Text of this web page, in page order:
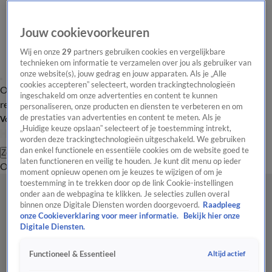
Overzicht Laatste nieuws Regionieuws Het beste van Hart
Tip de
redactie
Volg Hart van Nederland
Zoeken
OverzichtRegioUitzendingenWeerTip de redactiePanelVideo's
Jouw cookievoorkeuren
Wij en onze29 partners gebruiken cookies en vergelijkbare
technieken om informatie te verzamelen over jou als gebruiker van
onze website(s), jouw gedrag en jouw apparaten. Als je „Alle
cookies accepteren” selecteert, worden trackingtechnologieën
ingeschakeld om onze advertenties en content te kunnen
personaliseren, onze producten en diensten te verbeteren en om
de prestaties van advertenties en content te meten. Als je
„Huidige keuze opslaan” selecteert of je toestemming intrekt,
worden deze trackingtechnologieën uitgeschakeld. We gebruiken
dan enkel functionele en essentiële cookies om de website goed te
laten functioneren en veilig te houden. Je kunt dit menu op ieder
moment opnieuw openen om je keuzes te wijzigen of om je
toestemming in te trekken door op de link Cookie-instellingen
onder aan de webpagina te klikken. Je selecties zullen overal
binnen onze Digitale Diensten worden doorgevoerd. Raadpleeg
onze Cookieverklaring voor meer informatie.
Bekijk hier onze
Digitale Diensten.
Functioneel & Essentieel Altijd actief